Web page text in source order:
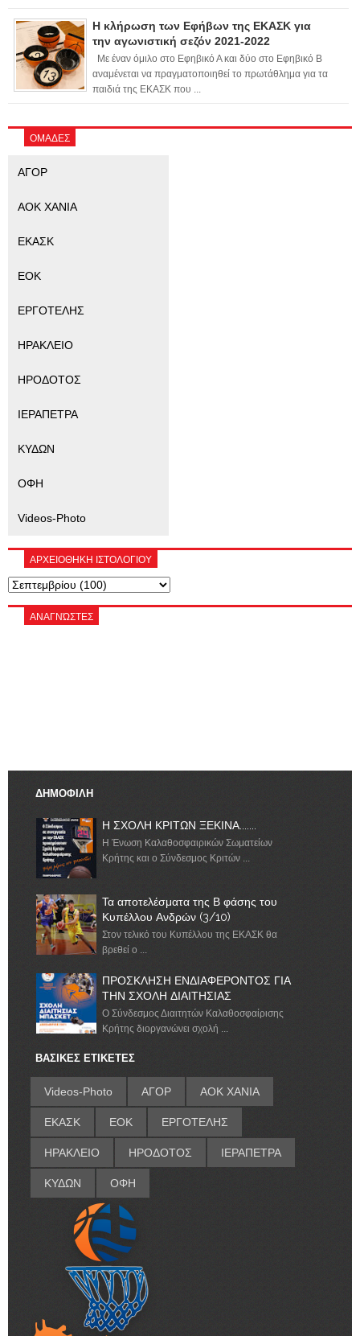
Η κλήρωση των Εφήβων της ΕΚΑΣΚ για
την αγωνιστική σεζόν 2021-2022
Με έναν όμιλο στο Εφηβικό Α και δύο στο Εφηβικό Β
αναμένεται να πραγματοποιηθεί το πρωτάθλημα για τα
παιδιά της ΕΚΑΣΚ που ...
ΟΜΑΔΕΣ
ΑΓΟΡ
ΑΟΚ ΧΑΝΙΑ
ΕΚΑΣΚ
ΕΟΚ
ΕΡΓΟΤΕΛΗΣ
ΗΡΑΚΛΕΙΟ
ΗΡΟΔΟΤΟΣ
ΙΕΡΑΠΕΤΡΑ
ΚΥΔΩΝ
ΟΦΗ
Videos-Photo
ΑΡΧΕΙΟΘΗΚΗ ΙΣΤΟΛΟΓΙΟΥ
ΑΝΑΓΝΏΣΤΕΣ
ΔΗΜΟΦΙΛΗ
Η ΣΧΟΛΗ ΚΡΙΤΩΝ ΞΕΚΙΝΑ.......
Η Ένωση Καλαθοσφαιρικών Σωματείων
Κρήτης και ο Σύνδεσμος Κριτών ...
Τα αποτελέσματα της Β φάσης του
Κυπέλλου Ανδρών (3/10)
Στον τελικό του Κυπέλλου της ΕΚΑΣΚ θα
βρεθεί ο ...
ΠΡΟΣΚΛΗΣΗ ΕΝΔΙΑΦΕΡΟΝΤΟΣ ΓΙΑ
ΤΗΝ ΣΧΟΛΗ ΔΙΑΙΤΗΣΙΑΣ
Ο Σύνδεσμος Διαιτητών Καλαθοσφαίρισης
Κρήτης διοργανώνει σχολή ...
ΒΑΣΙΚΕΣ ΕΤΙΚΕΤΕΣ
Videos-Photo ΑΓΟΡ ΑΟΚ ΧΑΝΙΑ
ΕΚΑΣΚ ΕΟΚ ΕΡΓΟΤΕΛΗΣ
ΗΡΑΚΛΕΙΟ ΗΡΟΔΟΤΟΣ ΙΕΡΑΠΕΤΡΑ
ΚΥΔΩΝ ΟΦΗ